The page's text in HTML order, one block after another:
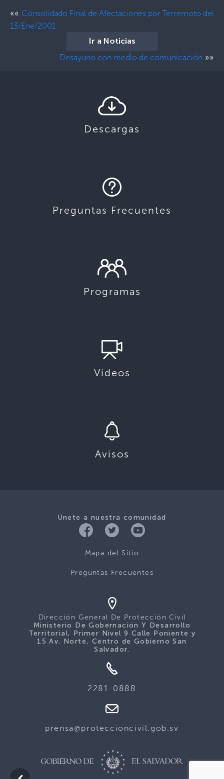
«« Consolidado Final de Afectaciones por Terremoto del
13/Ene/2001
Ir a Noticias
Desayuno con medio de comunicación »»
Descargas
Preguntas Frecuentes
Programas
Videos
Avisos
Únete a nuestra comunidad
Mapa del Sitio
Preguntas Frecuentes
Dirección General De Protección Civil
Ministerio De Gobernación Y Desarrollo
Territorial, Primer Nivel 9 Calle Poniente y
15 Av. Norte, Centro de Gobierno San
Salvador.
2281-0888
prensa@proteccioncivil.gob.sv